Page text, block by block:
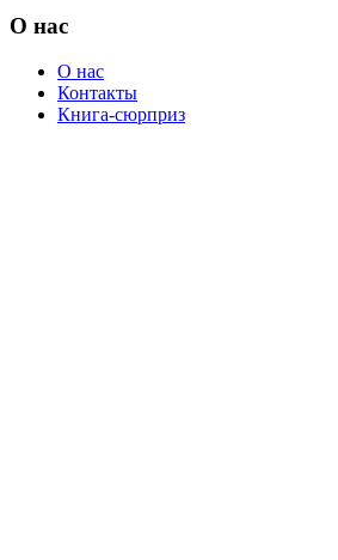
О нас
О нас
Контакты
Книга-сюрприз